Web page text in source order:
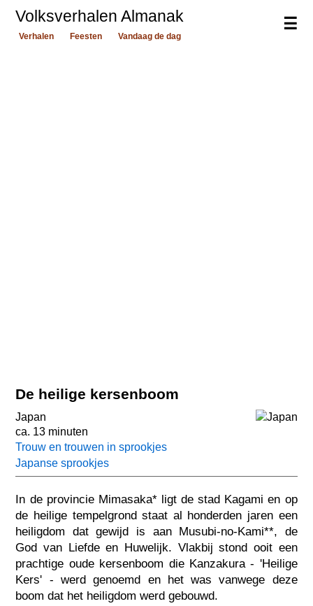
☰
Volksverhalen Almanak
Verhalen Feesten Vandaag de dag
De heilige kersenboom
Japan
ca. 13 minuten
Trouw en trouwen in sprookjes
Japanse sprookjes
In de provincie Mimasaka* ligt de stad Kagami en op
de heilige tempelgrond staat al honderden jaren een
heiligdom dat gewijd is aan Musubi-no-Kami**, de
God van Liefde en Huwelijk. Vlakbij stond ooit een
prachtige oude kersenboom die Kanzakura - 'Heilige
Kers' - werd genoemd en het was vanwege deze
boom dat het heiligdom werd gebouwd.